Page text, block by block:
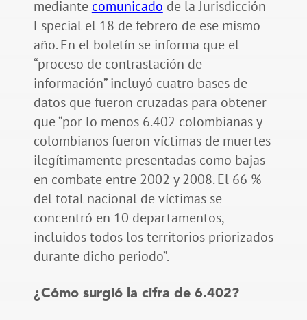
mediante comunicado de la Jurisdicción
Especial el 18 de febrero de ese mismo
año. En el boletín se informa que el
“proceso de contrastación de
información” incluyó cuatro bases de
datos que fueron cruzadas para obtener
que “por lo menos 6.402 colombianas y
colombianos fueron víctimas de muertes
ilegítimamente presentadas como bajas
en combate entre 2002 y 2008. El 66 %
del total nacional de víctimas se
concentró en 10 departamentos,
incluidos todos los territorios priorizados
durante dicho periodo”.
¿Cómo surgió la cifra de 6.402?